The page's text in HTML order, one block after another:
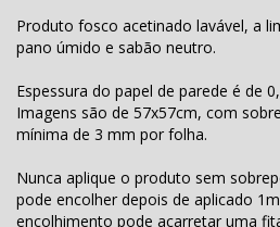
Produto fosco acetinado lavável, a
pano úmido e sabão neutro.
Espessura do papel de parede é de
Imagens são de 57x57cm, com
mínima de 3 mm por folha.
Nunca aplique o produto sem
pode encolher depois de aplicado
encolhimento pode acarretar uma